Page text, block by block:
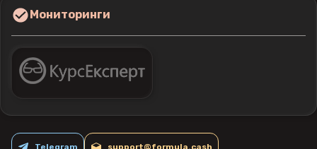
Мониторинги
Telegram support@formula.cash